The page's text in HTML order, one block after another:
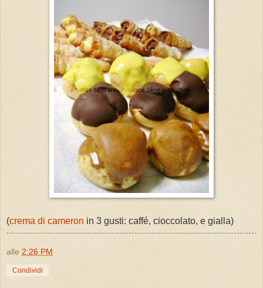
(crema di cameron in 3 gusti: caffé, cioccolato, e gialla)
alle 2:26 PM
Condividi